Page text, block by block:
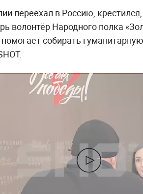
переехал в Россию,
волонтёр Народного полка
собирать